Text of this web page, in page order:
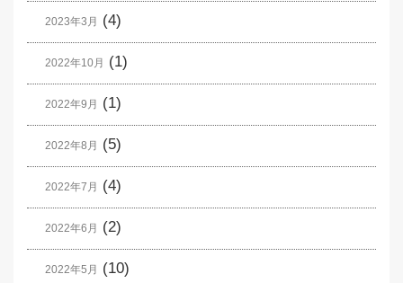
2023年3月 (4)
2022年10月 (1)
2022年9月 (1)
2022年8月 (5)
2022年7月 (4)
2022年6月 (2)
2022年5月 (10)